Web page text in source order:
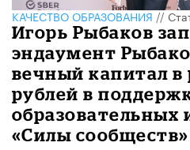
КАЧЕСТВО ОБРАЗОВАНИЯ//
Игорь Рыбаков
эндаумент
вечный капитал в
рублей в
образовательных
«Силы сообществ»